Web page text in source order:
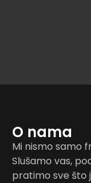
O nama
Mi nismo samo
Slušamo vas,
pratimo sve što